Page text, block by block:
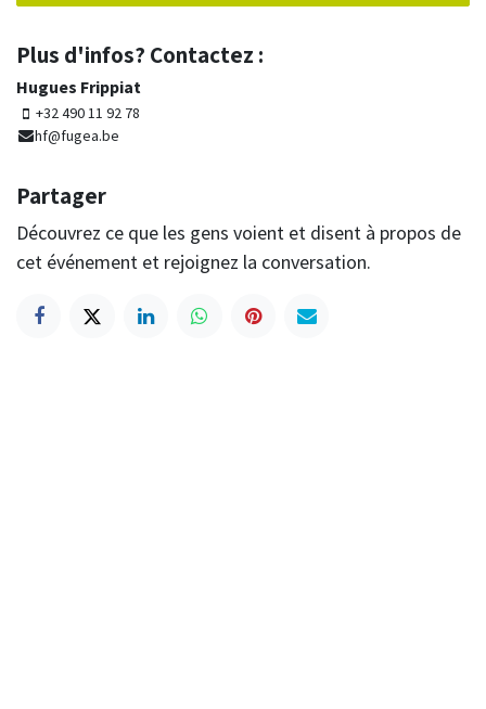
Plus d'infos? Contactez :
Hugues Frippiat
+32 490 11 92 78
hf@fugea.be
Partager
Découvrez ce que les gens voient et disent à propos de
cet événement et rejoignez la conversation.